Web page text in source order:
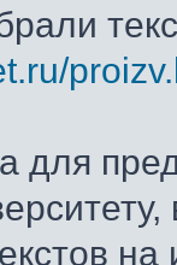
для
на